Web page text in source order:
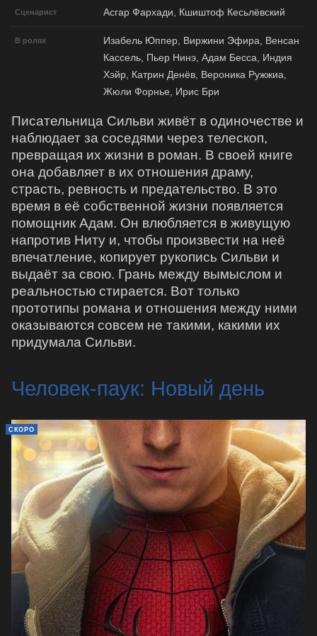
Сценарист Асгар Фархади, Кшиштоф Кесьлёвский
В ролях
Изабель Юппер, Виржини Эфира, Венсан
Кассель, Пьер Нинэ, Адам Бесса, Индия
Хэйр, Катрин Денёв, Вероника Ружжиа,
Жюли Форнье, Ирис Бри
Писательница Сильви живёт в одиночестве и
наблюдает за соседями через телескоп,
превращая их жизни в роман. В своей книге
она добавляет в их отношения драму,
страсть, ревность и предательство. В это
время в её собственной жизни появляется
помощник Адам. Он влюбляется в живущую
напротив Ниту и, чтобы произвести на неё
впечатление, копирует рукопись Сильви и
выдаёт за свою. Грань между вымыслом и
реальностью стирается. Вот только
прототипы романа и отношения между ними
оказываются совсем не такими, какими их
придумала Сильви.
Человек-паук: Новый день
СКОРО